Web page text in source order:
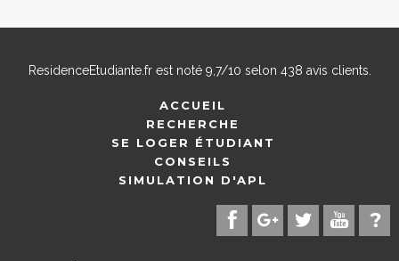
ResidenceEtudiante.frest noté 9,7/10 selon 438 avis clients.
ACCUEIL
RECHERCHE
SE LOGER ÉTUDIANT
CONSEILS
SIMULATION D'APL